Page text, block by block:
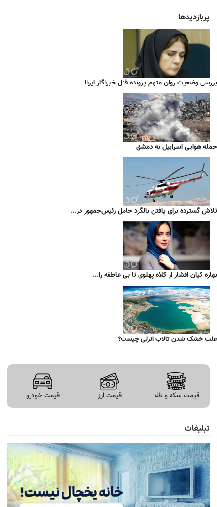
پربازدیدها
بررسی وضعیت روان متهم پرونده قتل خبرنگار ایرنا
حمله هوایی اسراییل به دمشق
تلاش گسترده برای یافتن بالگرد حامل رئیس‌جمهور در...
بهاره کیان افشار از کلاه پهلوی تا بی عاطفه را...
علت خشک شدن تالاب انزلی چیست؟
قیمت سکه و طلا قیمت ارز قیمت خودرو
تبلیغات